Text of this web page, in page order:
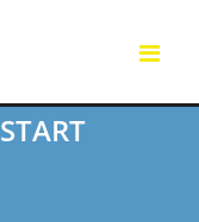
START